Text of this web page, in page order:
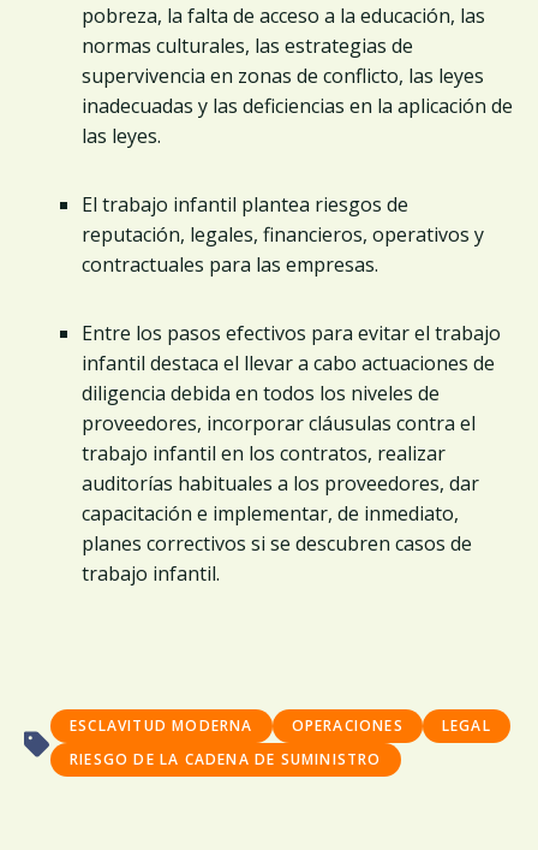
pobreza, la falta de acceso a la educación, las
normas culturales, las estrategias de
supervivencia en zonas de conflicto, las leyes
inadecuadas y las deficiencias en la aplicación de
las leyes.
El trabajo infantil plantea riesgos de
reputación, legales, financieros, operativos y
contractuales para las empresas.
Entre los pasos efectivos para evitar el trabajo
infantil destaca el llevar a cabo actuaciones de
diligencia debida en todos los niveles de
proveedores, incorporar cláusulas contra el
trabajo infantil en los contratos, realizar
auditorías habituales a los proveedores, dar
capacitación e implementar, de inmediato,
planes correctivos si se descubren casos de
trabajo infantil.
ESCLAVITUD MODERNA OPERACIONES
LEGAL
RIESGO DE LA CADENA DE SUMINISTRO